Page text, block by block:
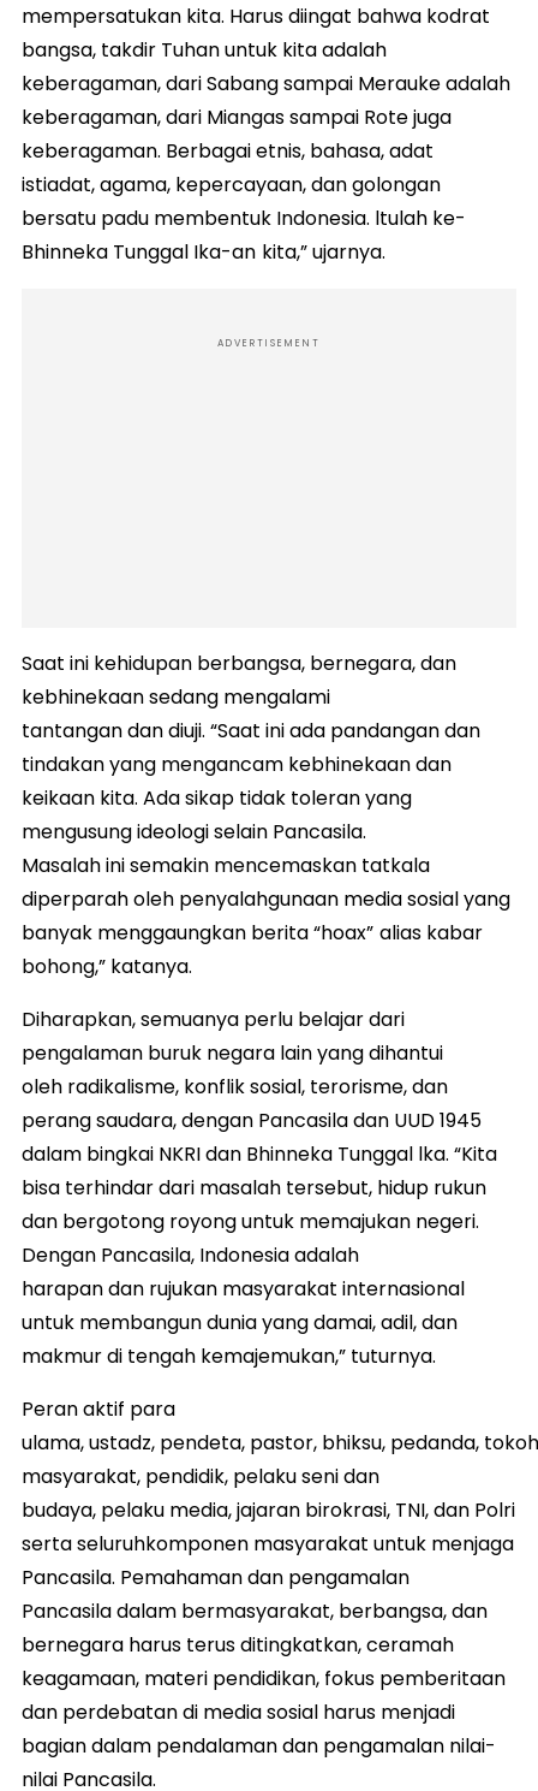
mempersatukan kita. Harus diingat bahwa kodrat
bangsa, takdir Tuhan untuk kita adalah
keberagaman, dari Sabang sampai Merauke adalah
keberagaman, dari Miangas sampai Rote juga
keberagaman. Berbagai etnis, bahasa, adat
istiadat, agama, kepercayaan, dan golongan
bersatu padu membentuk Indonesia. ltulah ke-
Bhinneka Tunggal Ika-an kita,” ujarnya.
ADVERTISEMENT
Saat ini kehidupan berbangsa, bernegara, dan
kebhinekaan sedang mengalami
tantangan dan diuji. “Saat ini ada pandangan dan
tindakan yang mengancam kebhinekaan dan
keikaan kita. Ada sikap tidak toleran yang
mengusung ideologi selain Pancasila.
Masalah ini semakin mencemaskan tatkala
diperparah oleh penyalahgunaan media sosial yang
banyak menggaungkan berita “hoax” alias kabar
bohong,” katanya.
Diharapkan, semuanya perlu belajar dari
pengalaman buruk negara lain yang dihantui
oleh radikalisme, konflik sosial, terorisme, dan
perang saudara, dengan Pancasila dan UUD 1945
dalam bingkai NKRI dan Bhinneka Tunggal lka. “Kita
bisa terhindar dari masalah tersebut, hidup rukun
dan bergotong royong untuk memajukan negeri.
Dengan Pancasila, Indonesia adalah
harapan dan rujukan masyarakat internasional
untuk membangun dunia yang damai, adil, dan
makmur di tengah kemajemukan,” tuturnya.
Peran aktif para
ulama, ustadz, pendeta, pastor, bhiksu, pedanda, tokoh
masyarakat, pendidik, pelaku seni dan
budaya, pelaku media, jajaran birokrasi, TNI, dan Polri
serta seluruhkomponen masyarakat untuk menjaga
Pancasila. Pemahaman dan pengamalan
Pancasila dalam bermasyarakat, berbangsa, dan
bernegara harus terus ditingkatkan, ceramah
keagamaan, materi pendidikan, fokus pemberitaan
dan perdebatan di media sosial harus menjadi
bagian dalam pendalaman dan pengamalan nilai-
nilai Pancasila.